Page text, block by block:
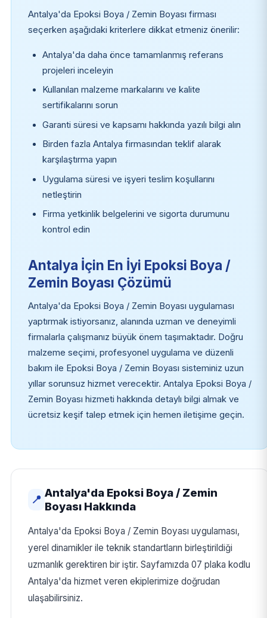
Antalya'da Epoksi Boya / Zemin Boyası firması
seçerken aşağıdaki kriterlere dikkat etmeniz önerilir:
Antalya'da daha önce tamamlanmış referans
projeleri inceleyin
Kullanılan malzeme markalarını ve kalite
sertifikalarını sorun
Garanti süresi ve kapsamı hakkında yazılı bilgi alın
Birden fazla Antalya firmasından teklif alarak
karşılaştırma yapın
Uygulama süresi ve işyeri teslim koşullarını
netleştirin
Firma yetkinlik belgelerini ve sigorta durumunu
kontrol edin
Antalya İçin En İyi Epoksi Boya /
Zemin Boyası Çözümü
Antalya'da Epoksi Boya / Zemin Boyası uygulaması
yaptırmak istiyorsanız, alanında uzman ve deneyimli
firmalarla çalışmanız büyük önem taşımaktadır. Doğru
malzeme seçimi, profesyonel uygulama ve düzenli
bakım ile Epoksi Boya / Zemin Boyası sisteminiz uzun
yıllar sorunsuz hizmet verecektir. Antalya Epoksi Boya /
Zemin Boyası hizmeti hakkında detaylı bilgi almak ve
ücretsiz keşif talep etmek için hemen iletişime geçin.
📍
Antalya'da Epoksi Boya / Zemin
Boyası Hakkında
Antalya'da Epoksi Boya / Zemin Boyası uygulaması,
yerel dinamikler ile teknik standartların birleştirildiği
uzmanlık gerektiren bir iştir. Sayfamızda 07 plaka kodlu
Antalya'da hizmet veren ekiplerimize doğrudan
ulaşabilirsiniz.